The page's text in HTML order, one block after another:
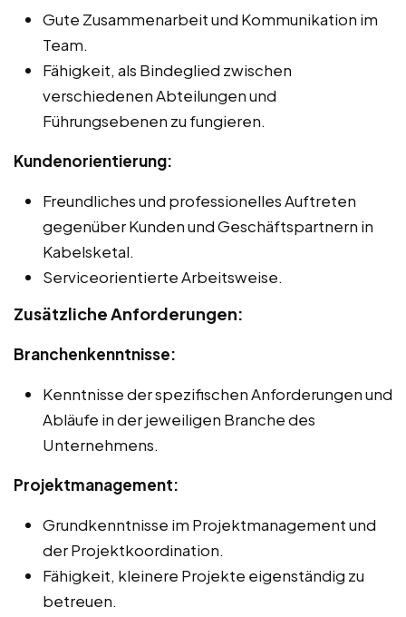
Gute Zusammenarbeit und Kommunikation im
Team.
Fähigkeit, als Bindeglied zwischen
verschiedenen Abteilungen und
Führungsebenen zu fungieren.
Kundenorientierung:
Freundliches und professionelles Auftreten
gegenüber Kunden und Geschäftspartnern in
Kabelsketal.
Serviceorientierte Arbeitsweise.
Zusätzliche Anforderungen:
Branchenkenntnisse:
Kenntnisse der spezifischen Anforderungen und
Abläufe in der jeweiligen Branche des
Unternehmens.
Projektmanagement:
Grundkenntnisse im Projektmanagement und
der Projektkoordination.
Fähigkeit, kleinere Projekte eigenständig zu
betreuen.